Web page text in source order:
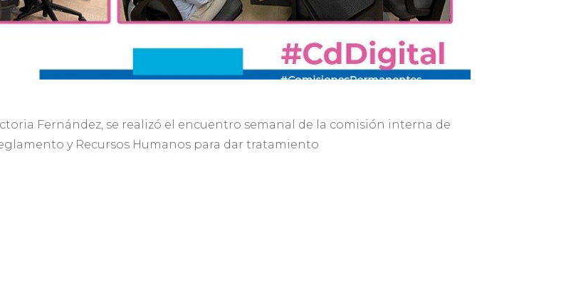
Fernández, se realizó el encuentro semanal de la comisión interna de
y Recursos Humanos para dar tratamiento